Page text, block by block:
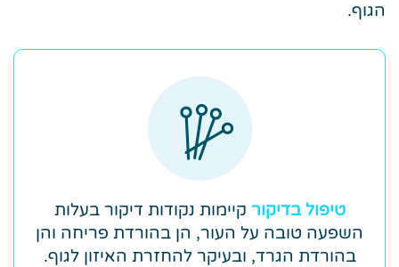
הגוף.
טיפול בדיקור קיימות נקודות דיקור בעלות
השפעה טובה על העור, הן בהורדת פריחה והן
בהורדת הגרד, ובעיקר להחזרת האיזון לגוף.